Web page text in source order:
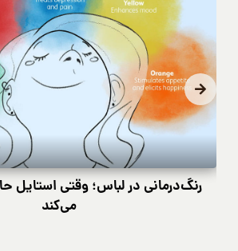
رنگ‌درمانی در لباس؛ وقتی استایل
می‌کند